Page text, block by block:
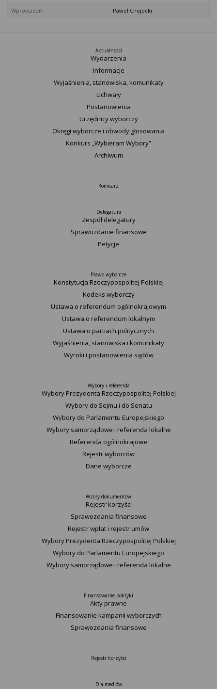
Wprowadził:
Paweł Chojecki
Aktualności
Wydarzenia
Informacje
Wyjaśnienia, stanowiska, komunikaty
Uchwały
Postanowienia
Urzędnicy wyborczy
Okręgi wyborcze i obwody głosowania
Konkurs „Wybieram Wybory”
Archiwum
Komisarz
Delegatura
Zespół delegatury
Sprawozdanie finansowe
Petycje
Prawo wyborcze
Konstytucja Rzeczypospolitej Polskiej​
Kodeks wyborczy
Ustawa o referendum ogólnokrajowym
Ustawa o referendum lokalnym
Ustawa o partiach politycznych
Wyjaśnienia, stanowiska i komunikaty
Wyroki i postanowienia sądów
Wybory i referenda
Wybory Prezydenta Rzeczypospolitej Polskiej
Wybory do Sejmu i do Senatu
Wybory do Parlamentu Europejskiego
Wybory samorządowe i referenda lokalne
Referenda ogólnokrajowe
Rejestr wyborców
Dane wyborcze
Wzory dokumentów
Rejestr korzyści
Sprawozdania finansowe
Rejestr wpłat i rejestr umów
Wybory Prezydenta Rzeczypospolitej Polskiej
Wybory do Parlamentu Europejskiego
Wybory samorządowe i referenda lokalne
Finansowanie polityki
Akty prawne
Finansowanie kampanii wyborczych
Sprawozdania finansowe
Rejestr korzyści
Dla mediów